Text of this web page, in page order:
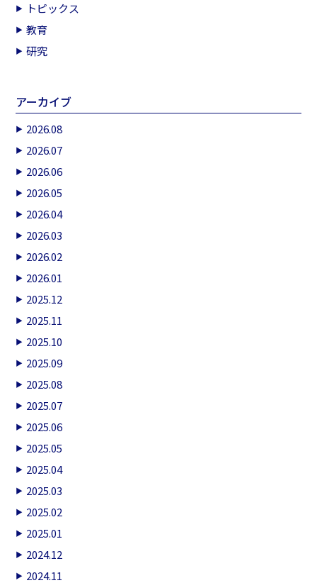
トピックス
教育
研究
アーカイブ
2026.08
2026.07
2026.06
2026.05
2026.04
2026.03
2026.02
2026.01
2025.12
2025.11
2025.10
2025.09
2025.08
2025.07
2025.06
2025.05
2025.04
2025.03
2025.02
2025.01
2024.12
2024.11